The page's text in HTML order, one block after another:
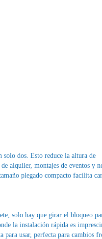
solo dos. Esto reduce la altura de
alquiler, montajes de eventos y
plegado compacto facilita
solo hay que girar el bloqueo
la instalación rápida es
usar, perfecta para cambios